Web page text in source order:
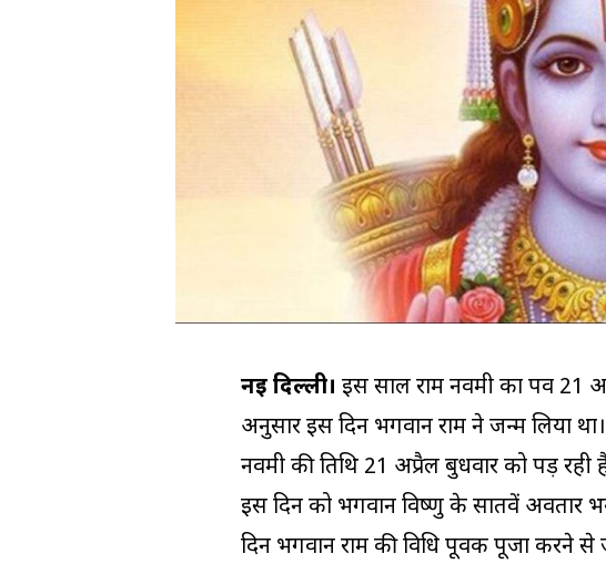
नई दिल्ली। इस साल राम नवमी का पर्व 21
अनुसार इस दिन भगवान राम ने जन्म लिया
नवमी की तिथि 21 अप्रैल बुधवार को पड़ रही
इस दिन को भगवान विष्णु के सातवें अवतार
दिन भगवान राम की विधि पूर्वक पूजा करने